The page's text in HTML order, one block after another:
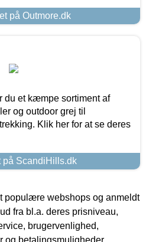
på Outmore.dk
du et kæmpe sortiment af
og outdoor grej til
Klik her for at se deres
på ScandiHills.dk
populære webshops og anmeldt
fra bl.a. deres prisniveau,
brugervenlighed,
og betalingsmuligheder.